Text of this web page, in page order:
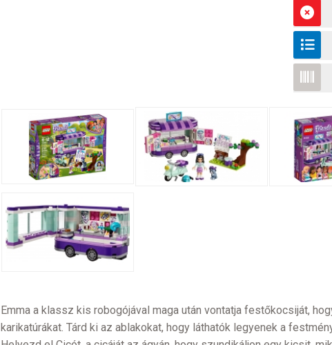
Emma a klassz kis robogójával maga után vontatja festőkocsiját,
karikatúrákat. Tárd ki az ablakokat, hogy láthatók legyenek a